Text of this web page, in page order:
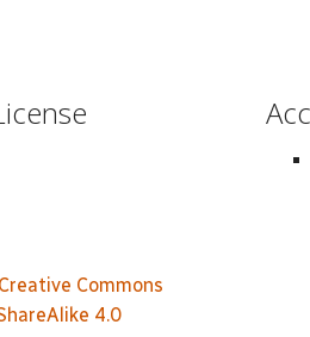
Creative Commons
4.0